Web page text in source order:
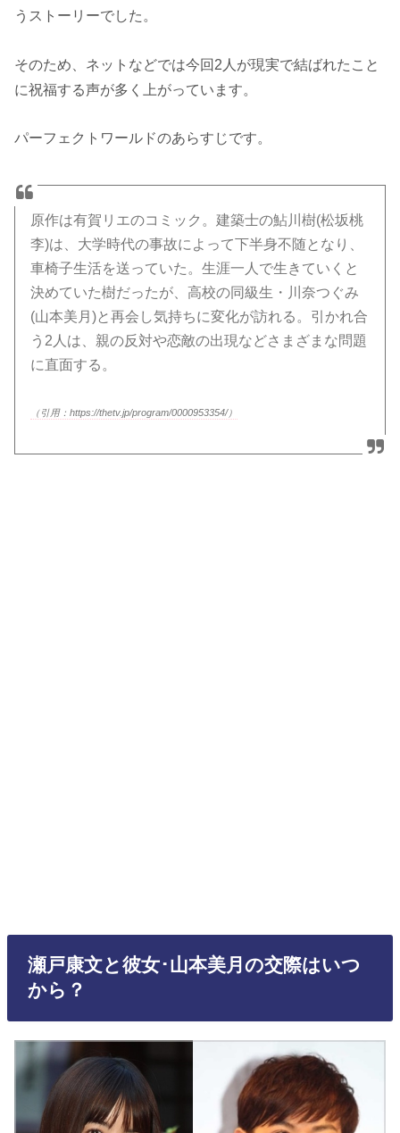
うストーリーでした。
そのため、ネットなどでは今回2人が現実で結ばれたこと
に祝福する声が多く上がっています。
パーフェクトワールドのあらすじです。
原作は有賀リエのコミック。建築士の鮎川樹(松坂桃
李)は、大学時代の事故によって下半身不随となり、
車椅子生活を送っていた。生涯一人で生きていくと
決めていた樹だったが、高校の同級生・川奈つぐみ
(山本美月)と再会し気持ちに変化が訪れる。引かれ合
う2人は、親の反対や恋敵の出現などさまざまな問題
に直面する。
（引用：https://thetv.jp/program/0000953354/）
瀬戸康文と彼女･山本美月の交際はいつ
から？